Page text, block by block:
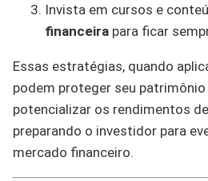
Invista em cursos e
financeira para ficar
Essas estratégias, quando
podem proteger seu
potencializar os rendimentos
preparando o investidor para
mercado financeiro.